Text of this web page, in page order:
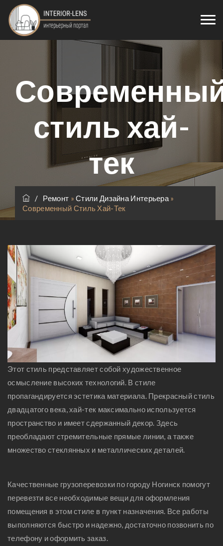
стиль хай-
тек
/ Ремонт »Стили Дизайна Интерьера »
Современный Стиль Хай-Тек
Этот стиль представляет собой художественное
осмысление высоких технологий. В стиле
пропагандируется эстетика материала. Прекрасный стиль
двадцатого века, хай-тек максимально используется
пространство и имеет сдержанный декор. Здесь
преобладают стремительные прямые линии, а также
множество стеклянных и металлических деталей.
Качественные грузоперевозки по городу Ногинск помогут
перевезти все необходимые вещи для оформления
помещения в этом стиле в пункт назначения. Все работы
выполняются быстро и надежно, достаточно позвонить по
телефону и оформить заказ.